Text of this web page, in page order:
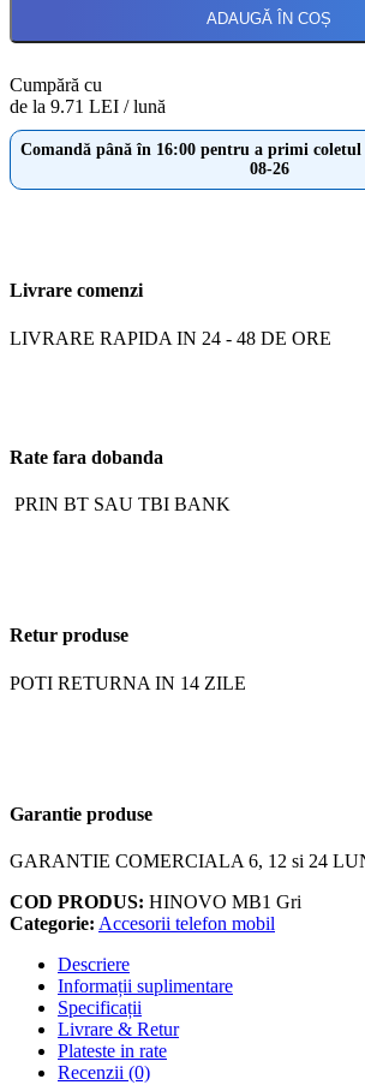
ADAUGĂ ÎN COȘ
Cumpără cu
de la 9.71 LEI / lună
Comandă până în 16:00 pentru a primi coletul
08-26
Livrare comenzi
LIVRARE RAPIDA IN 24 - 48 DE ORE
Rate fara dobanda
PRIN BT SAU TBI BANK
Retur produse
POTI RETURNA IN 14 ZILE
Garantie produse
GARANTIE COMERCIALA 6, 12 si 24
COD PRODUS: HINOVO MB1 Gri
Categorie: Accesorii telefon mobil
Descriere
Informații suplimentare
Specificații
Livrare & Retur
Plateste in rate
Recenzii (0)